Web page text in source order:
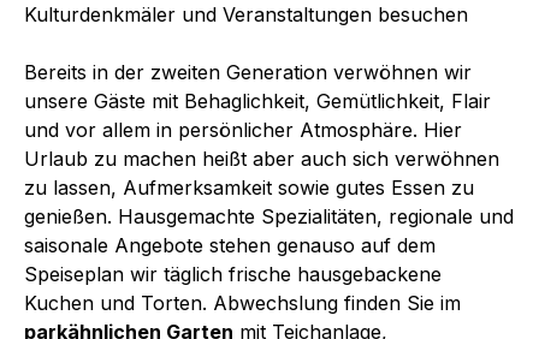
Kulturdenkmäler und Veranstaltungen besuchen
Bereits in der zweiten Generation verwöhnen wir
unsere Gäste mit Behaglichkeit, Gemütlichkeit, Flair
und vor allem in persönlicher Atmosphäre. Hier
Urlaub zu machen heißt aber auch sich verwöhnen
zu lassen, Aufmerksamkeit sowie gutes Essen zu
genießen. Hausgemachte Spezialitäten, regionale und
saisonale Angebote stehen genauso auf dem
Speiseplan wir täglich frische hausgebackene
Kuchen und Torten. Abwechslung finden Sie im
parkähnlichen Garten mit Teichanlage,